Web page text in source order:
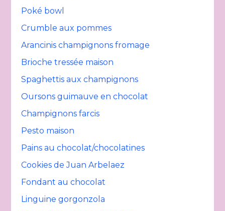
Poké bowl
Crumble aux pommes
Arancinis champignons fromage
Brioche tressée maison
Spaghettis aux champignons
Oursons guimauve en chocolat
Champignons farcis
Pesto maison
Pains au chocolat/chocolatines
Cookies de Juan Arbelaez
Fondant au chocolat
Linguine gorgonzola